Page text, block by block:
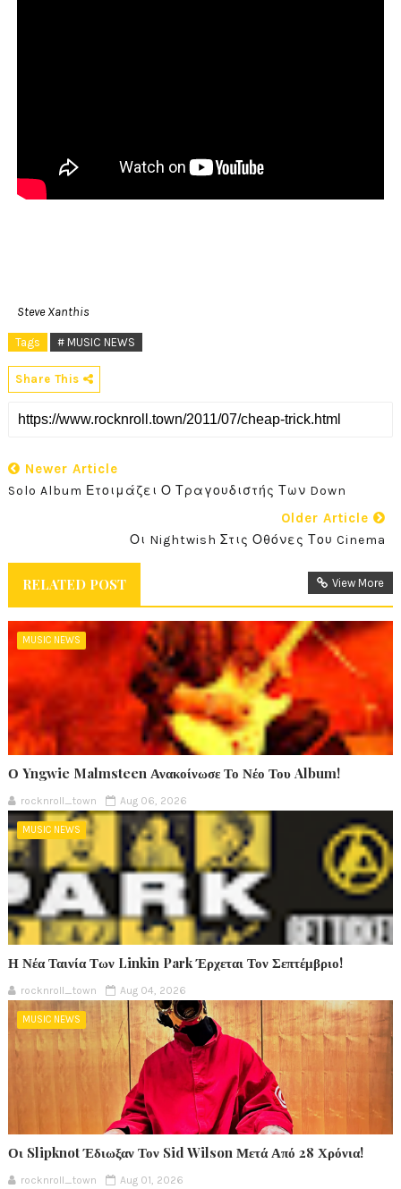
Steve Xanthis
Tags # MUSIC NEWS
Share This
Newer Article
Solo Album Ετοιμάζει Ο Τραγουδιστής Των Down
Older Article
Οι Nightwish Στις Οθόνες Του Cinema
RELATED POST View More
MUSIC NEWS
Ο Yngwie Malmsteen Ανακοίνωσε Το Νέο Του Album!
rocknroll_town Aug 06, 2026
MUSIC NEWS
Η Νέα Ταινία Των Linkin Park Έρχεται Τον Σεπτέμβριο!
rocknroll_town Aug 04, 2026
MUSIC NEWS
Οι Slipknot Έδιωξαν Τον Sid Wilson Μετά Από 28 Χρόνια!
rocknroll_town Aug 01, 2026